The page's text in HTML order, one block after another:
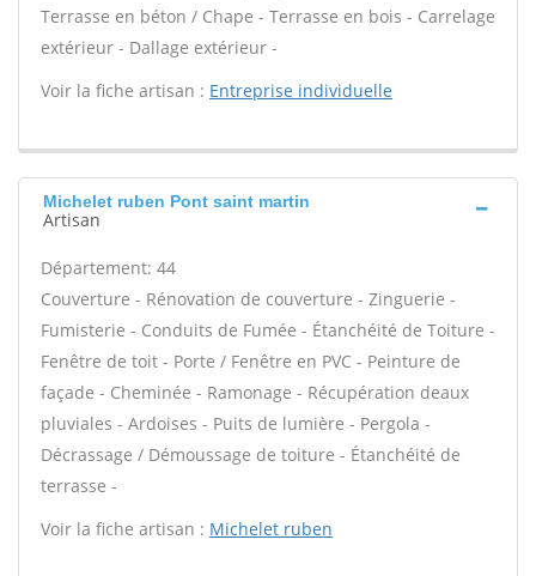
Terrasse en béton / Chape - Terrasse en bois - Carrelage
extérieur - Dallage extérieur -
Voir la fiche artisan : Entreprise individuelle
Michelet ruben Pont saint martin
Artisan
Département: 44
Couverture - Rénovation de couverture - Zinguerie -
Fumisterie - Conduits de Fumée - Étanchéité de Toiture -
Fenêtre de toit - Porte / Fenêtre en PVC - Peinture de
façade - Cheminée - Ramonage - Récupération deaux
pluviales - Ardoises - Puits de lumière - Pergola -
Décrassage / Démoussage de toiture - Étanchéité de
terrasse -
Voir la fiche artisan : Michelet ruben